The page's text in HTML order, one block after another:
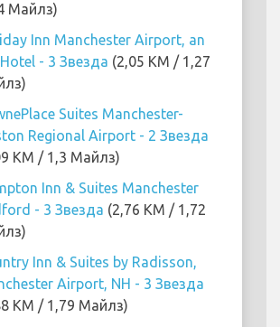
Майлз)
Inn Manchester Airport, an
- 3 Звезда (2,05 KM / 1,27
Suites Manchester-
Regional Airport - 2 Звезда
KM / 1,3 Майлз)
Inn & Suites Manchester
- 3 Звезда (2,76 KM / 1,72
Inn & Suites by Radisson,
Airport, NH - 3 Звезда
KM / 1,79 Майлз)